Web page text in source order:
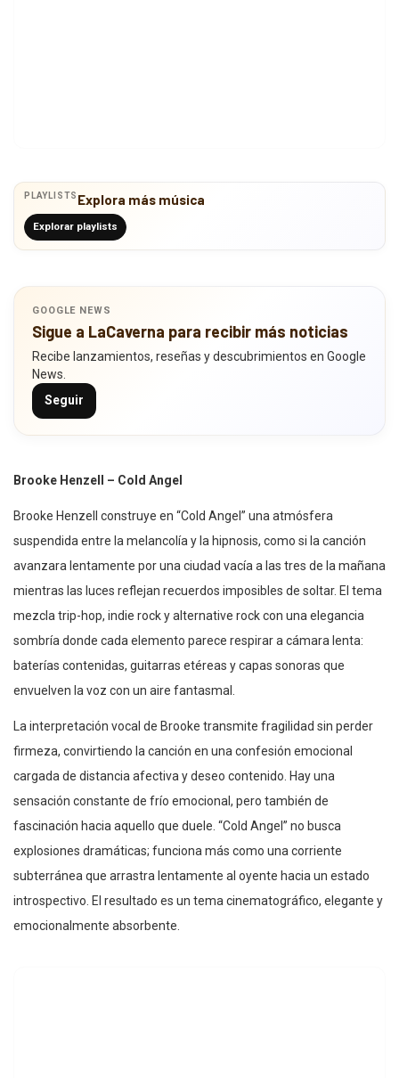
PLAYLISTS Explora más música
Explorar playlists
GOOGLE NEWS
Sigue a LaCaverna para recibir más noticias
Recibe lanzamientos, reseñas y descubrimientos en Google
News.
Seguir
Brooke Henzell – Cold Angel
Brooke Henzell construye en “Cold Angel” una atmósfera
suspendida entre la melancolía y la hipnosis, como si la canción
avanzara lentamente por una ciudad vacía a las tres de la mañana
mientras las luces reflejan recuerdos imposibles de soltar. El tema
mezcla trip-hop, indie rock y alternative rock con una elegancia
sombría donde cada elemento parece respirar a cámara lenta:
baterías contenidas, guitarras etéreas y capas sonoras que
envuelven la voz con un aire fantasmal.
La interpretación vocal de Brooke transmite fragilidad sin perder
firmeza, convirtiendo la canción en una confesión emocional
cargada de distancia afectiva y deseo contenido. Hay una
sensación constante de frío emocional, pero también de
fascinación hacia aquello que duele. “Cold Angel” no busca
explosiones dramáticas; funciona más como una corriente
subterránea que arrastra lentamente al oyente hacia un estado
introspectivo. El resultado es un tema cinematográfico, elegante y
emocionalmente absorbente.